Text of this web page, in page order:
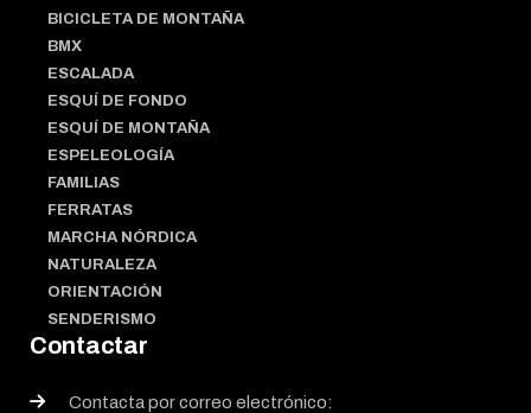
BICICLETA DE MONTAÑA
BMX
ESCALADA
ESQUÍ DE FONDO
ESQUÍ DE MONTAÑA
ESPELEOLOGÍA
FAMILIAS
FERRATAS
MARCHA NÓRDICA
NATURALEZA
ORIENTACIÓN
SENDERISMO
Contactar
Contacta por correo electrónico: